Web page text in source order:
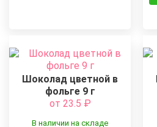
Шоколад цветной в
фольге 9 г
от 23.5 ₽
В наличии на складе